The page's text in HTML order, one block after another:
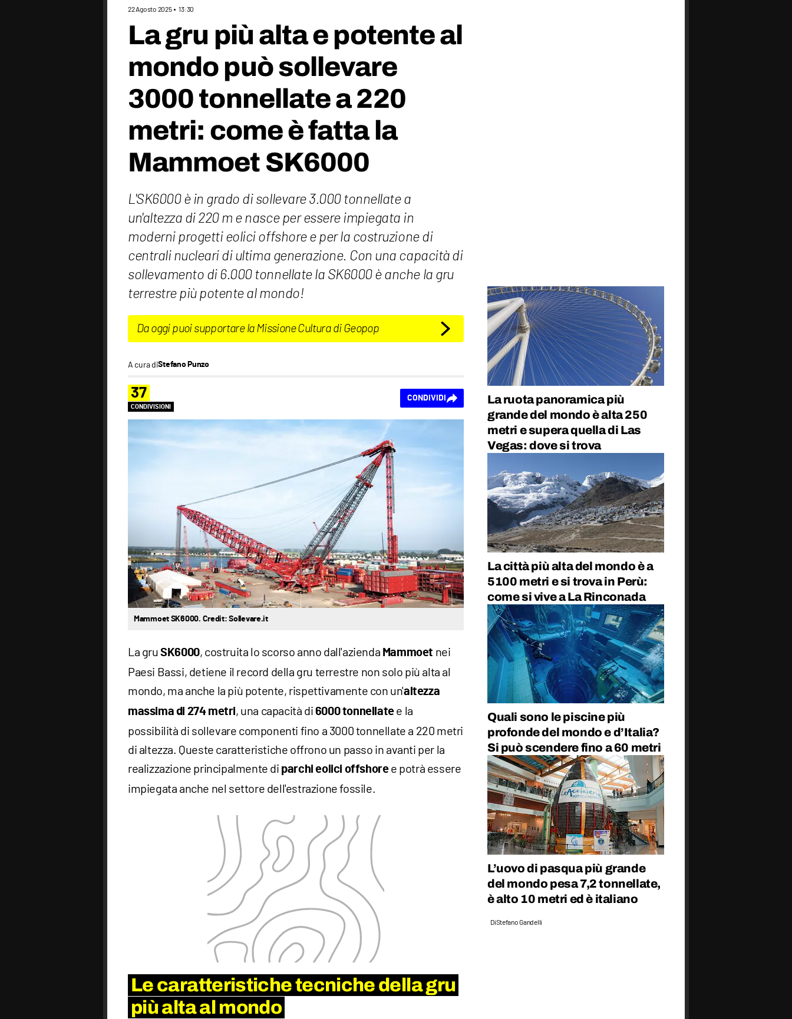
22 Agosto 2025 13:30
La gru più alta e potente al
mondo può sollevare
3000 tonnellate a 220
metri: come è fatta la
Mammoet SK6000
L'SK6000 è in grado di sollevare 3.000 tonnellate a
un'altezza di 220 m e nasce per essere impiegata in
moderni progetti eolici offshore e per la costruzione di
centrali nucleari di ultima generazione. Con una capacità di
sollevamento di 6.000 tonnellate la SK6000 è anche la gru
terrestre più potente al mondo!
Da oggi puoi supportare la Missione Cultura di Geopop
A cura diStefano Punzo
37
CONDIVISIONI
CONDIVIDI
Mammoet SK6000. Credit: Sollevare.it
La gru SK6000, costruita lo scorso anno dall'azienda Mammoet nei
Paesi Bassi, detiene il record della gru terrestre non solo più alta al
mondo, ma anche la più potente, rispettivamente con un'altezza
massima di 274 metri, una capacità di 6000 tonnellate e la
possibilità di sollevare componenti fino a 3000 tonnellate a 220 metri
di altezza. Queste caratteristiche offrono un passo in avanti per la
realizzazione principalmente di parchi eolici offshore e potrà essere
impiegata anche nel settore dell'estrazione fossile.
Le caratteristiche tecniche della gru
più alta al mondo
La ruota panoramica più
grande del mondo è alta 250
metri e supera quella di Las
Vegas: dove si trova
La città più alta del mondo è a
5100 metri e si trova in Perù:
come si vive a La Rinconada
Quali sono le piscine più
profonde del mondo e d’Italia?
Si può scendere fino a 60 metri
L’uovo di pasqua più grande
del mondo pesa 7,2 tonnellate,
è alto 10 metri ed è italiano
DiStefano Gandelli